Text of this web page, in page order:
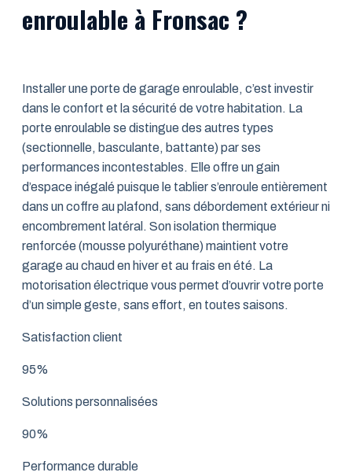
enroulable à Fronsac ?
Installer une porte de garage enroulable, c’est investir
dans le confort et la sécurité de votre habitation. La
porte enroulable se distingue des autres types
(sectionnelle, basculante, battante) par ses
performances incontestables. Elle offre un gain
d’espace inégalé puisque le tablier s’enroule entièrement
dans un coffre au plafond, sans débordement extérieur ni
encombrement latéral. Son isolation thermique
renforcée (mousse polyuréthane) maintient votre
garage au chaud en hiver et au frais en été. La
motorisation électrique vous permet d’ouvrir votre porte
d’un simple geste, sans effort, en toutes saisons.
Satisfaction client
95%
Solutions personnalisées
90%
Performance durable